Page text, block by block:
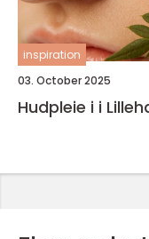
inspiration
03. October 2025
Hudpleie i i